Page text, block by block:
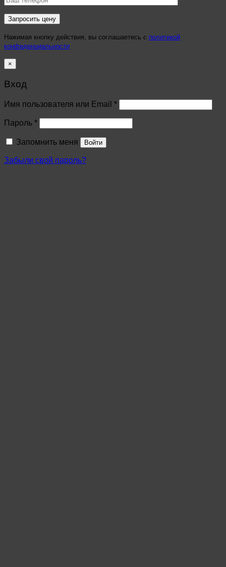
Нажимая кнопку действия, вы соглашаетесь с политикой
конфиденциальности
×
Вход
Имя пользователя или Email *
Пароль *
Запомнить меня Войти
Забыли свой пароль?